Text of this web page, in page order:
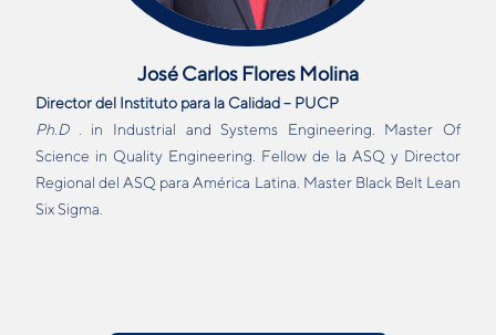
José Carlos Flores Molina
Director del Instituto para la Calidad – PUCP
Ph.D
. in Industrial and Systems Engineering. Master Of
Science in Quality Engineering. Fellow de la ASQ y Director
Regional del ASQ para América Latina. Master Black Belt Lean
Six Sigma.